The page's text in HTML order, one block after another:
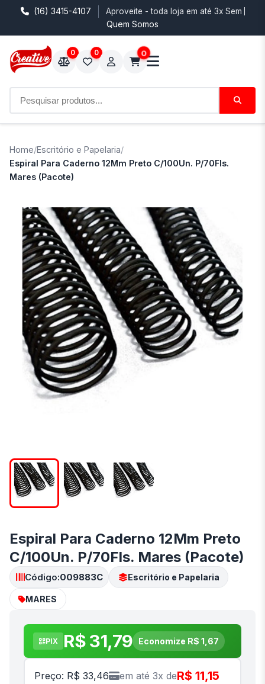
(16) 3415-4107 Aproveite - toda loja em até 3x Sem
Quem Somos
0 0 0
Home/Escritório e Papelaria/
Espiral Para Caderno 12Mm Preto C/100Un. P/70Fls.
Mares (Pacote)
Espiral Para Caderno 12Mm Preto
C/100Un. P/70Fls. Mares (Pacote)
Código:009883C Escritório e Papelaria
MARES
PIX R$ 31,79 Economize R$ 1,67
Preço: R$ 33,46 em até 3x deR$ 11,15